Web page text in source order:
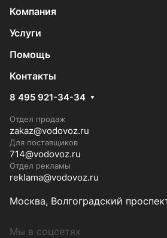
Компания
Услуги
Помощь
Контакты
8 495 921-34-34
Отдел продаж
zakaz@vodovoz.ru
Для поставщиков
714@vodovoz.ru
Отдел рекламы
reklama@vodovoz.ru
Москва, Волгоградский
Мы в соцсетях